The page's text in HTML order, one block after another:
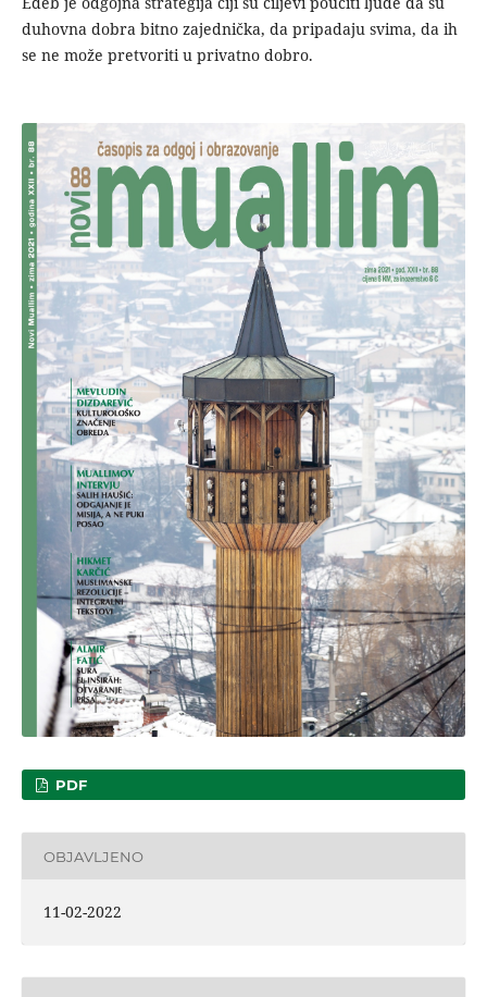
duhovna dobra bitno zajednička, da pripadaju svima, da ih
se ne može pretvoriti u privatno dobro.
PDF
OBJAVLJENO
11-02-2022